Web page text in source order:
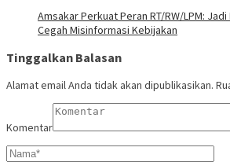
Amsakar Perkuat Peran RT/RW/LPM:
Cegah Misinformasi Kebijakan
Tinggalkan Balasan
Alamat email Anda tidak akan dipublikasikan.
Komentar